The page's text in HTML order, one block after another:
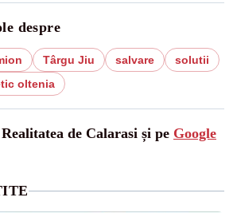
despre
Târgu Jiu salvare
solutii
oltenia
de Calarasi și pe Google